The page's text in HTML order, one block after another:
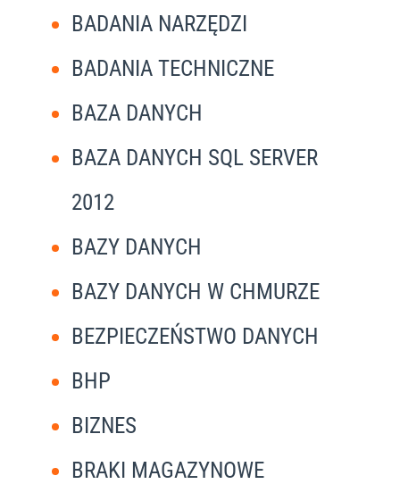
BADANIA NARZĘDZI
BADANIA TECHNICZNE
BAZA DANYCH
BAZA DANYCH SQL SERVER
2012
BAZY DANYCH
BAZY DANYCH W CHMURZE
BEZPIECZEŃSTWO DANYCH
BHP
BIZNES
BRAKI MAGAZYNOWE